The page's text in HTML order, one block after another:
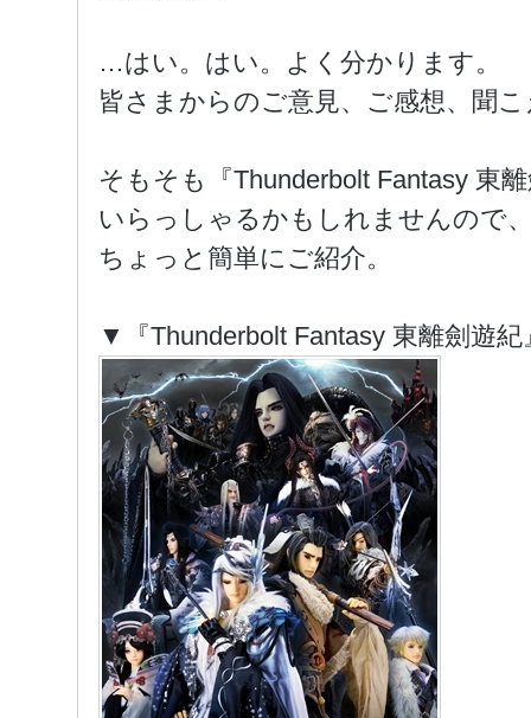
…はい。はい。よく分かります。
皆さまからのご意見、ご感想、聞
そもそも『Thunderbolt Fantasy 東
いらっしゃるかもしれませんので
ちょっと簡単にご紹介。
▼『Thunderbolt Fantasy 東離劍遊紀